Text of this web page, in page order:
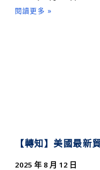
閱讀更多 »
【轉知】美國最新
2025 年 8 月 12 日